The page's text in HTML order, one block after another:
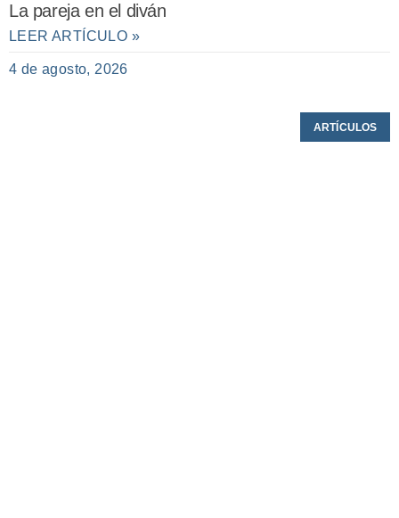
La pareja en el diván
LEER ARTÍCULO »
4 de agosto, 2026
ARTÍCULOS